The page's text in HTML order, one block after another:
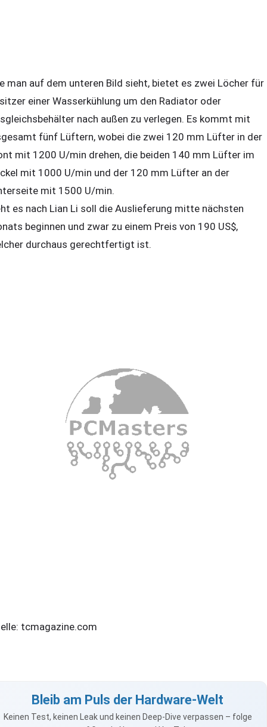
man auf dem unteren Bild sieht, bietet es zwei Löcher für
einer Wasserkühlung um den Radiator oder
nach außen zu verlegen. Es kommt mit
fünf Lüftern, wobei die zwei 120 mm Lüfter in der
mit 1200 U/min drehen, die beiden 140 mm Lüfter im
mit 1000 U/min und der 120 mm Lüfter an der
mit 1500 U/min.
es nach Lian Li soll die Auslieferung mitte nächsten
beginnen und zwar zu einem Preis von 190 US$,
durchaus gerechtfertigt ist.
tcmagazine.com
Bleib am Puls der Hardware-Welt
Keinen Test, keinen Leak und keinen Deep-Dive verpassen – folge